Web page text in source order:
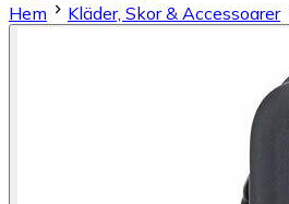
Hem
Kläder, Skor & Accessoarer